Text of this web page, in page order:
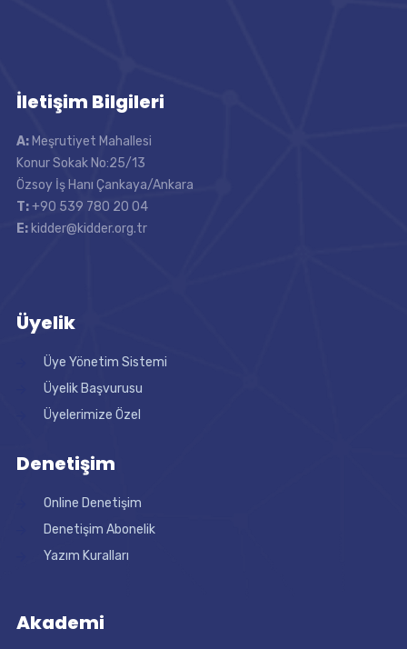
İletişim Bilgileri
A: Meşrutiyet Mahallesi
Konur Sokak No:25/13
Özsoy İş Hanı Çankaya/Ankara
T:+90 539 780 20 04
E: kidder@kidder.org.tr
Üyelik
Üye Yönetim Sistemi
Üyelik Başvurusu
Üyelerimize Özel
Denetişim
Online Denetişim
Denetişim Abonelik
Yazım Kuralları
Akademi